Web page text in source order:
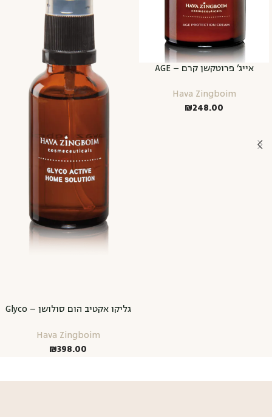
אייג’ פרוטקשן קרם – AGE
Hava Zingboim
₪248.00
גליקו אקטיב הום סולושן – Glyco
Hava Zingboim
₪398.00